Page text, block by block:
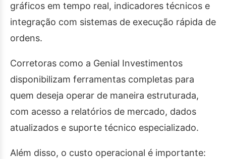
gráficos em tempo real, indicadores técnicos e
integração com sistemas de execução rápida de
ordens.
Corretoras como a Genial Investimentos
disponibilizam ferramentas completas para
quem deseja operar de maneira estruturada,
com acesso a relatórios de mercado, dados
atualizados e suporte técnico especializado.
Além disso, o custo operacional é importante: